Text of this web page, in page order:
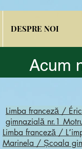
DESPRE NOI
Acum
Limba franceză /
gimnazială nr.1
Limba franceză /
Marinela / Școala